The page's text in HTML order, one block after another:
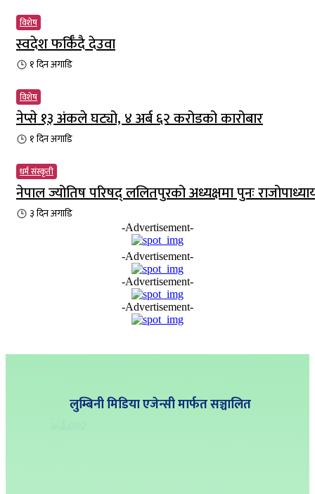
विशेष
स्वदेश फर्किँदै देउवा
१ दिनअगाडि
विशेष
नेप्से १३ अंकले घट्यो, ४ अर्ब ६२ करोडको कारोबार
१ दिनअगाडि
धर्म संस्कृती
नेपाल ज्योतिष परिषद् ललितपुरको अध्यक्षमा पुनः
३ दिनअगाडि
-Advertisement-
-Advertisement-
-Advertisement-
-Advertisement-
लुम्बिनी मिडिया एजेन्सी मार्फत सञ्चालित